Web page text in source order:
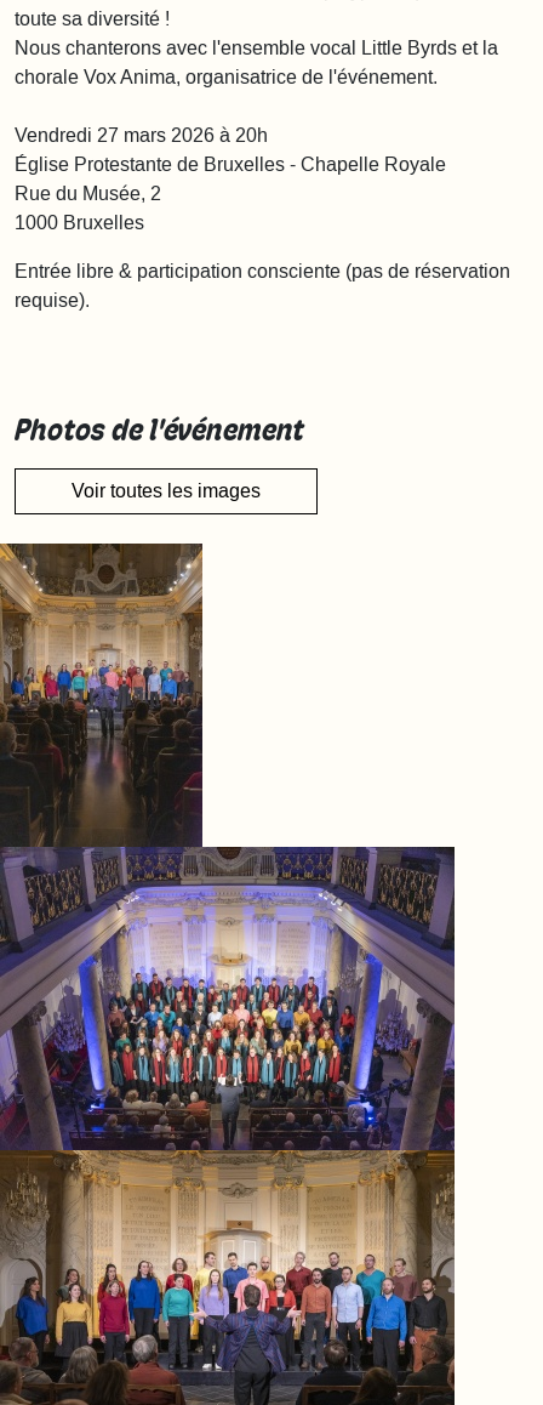
toute sa diversité !
Nous chanterons avec l'ensemble vocal Little Byrds et la
chorale Vox Anima, organisatrice de l'événement.
Vendredi 27 mars 2026 à 20h
Église Protestante de Bruxelles - Chapelle Royale
Rue du Musée, 2
1000 Bruxelles
Entrée libre & participation consciente (pas de réservation
requise).
Photos de l'événement
Voir toutes les images